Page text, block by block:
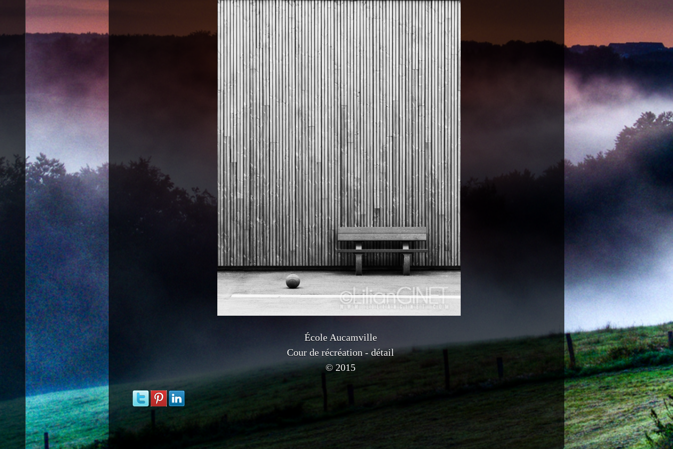
École Aucamville
Cour de récréation - détail
© 2015